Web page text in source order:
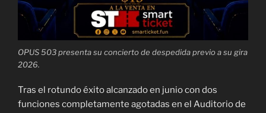
OPUS 503 presenta su concierto de despedida previo a su gira
2026.
Tras el rotundo éxito alcanzado en junio con dos
funciones completamente agotadas en el Auditorio de